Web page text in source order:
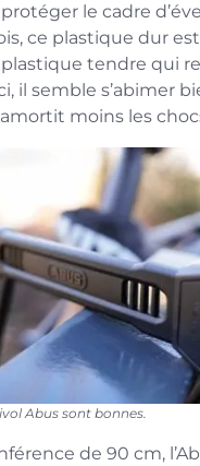
le cadre
ce plastique dur
tendre qui
il semble s’abimer
moins les
Abus sont bonnes.
de 90 cm,